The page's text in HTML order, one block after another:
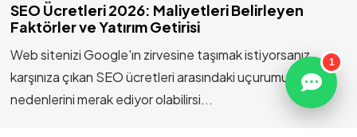
SEO Ücretleri 2026: Maliyetleri Belirleyen
Faktörler ve Yatırım Getirisi
Web sitenizi Google'ın zirvesine taşımak istiyorsanız,
karşınıza çıkan SEO ücretleri arasındaki uçurumun
nedenlerini merak ediyor olabilirsi...
Diş Hekimi Seo Ajansı
Antalya Sosyal Medya Ajansı
Antalya Reklam Ajansları
1